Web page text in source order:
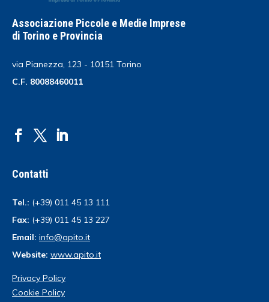
Associazione Piccole e Medie Imprese
di Torino e Provincia
via Pianezza, 123 - 10151 Torino
C.F. 80088460011
Contatti
Tel.: (+39) 011 45 13 111
Fax: (+39) 011 45 13 227
Email: info@apito.it
Website: www.apito.it
Privacy Policy
Cookie Policy